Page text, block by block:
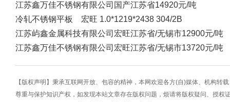
江苏鑫万佳不锈钢有限公司 国产江苏省14920元/吨
冷轧不锈钢平板 宏旺 1.0*1219*2438 304/2B
江苏屿鑫金属科技有限公司 宏旺江苏省/无锡市12900元/吨
江苏鑫万佳不锈钢有限公司 宏旺江苏省/无锡市13720元/吨
【版权声明】秉承互联网开放、包容的精神，本网欢迎各方(自)媒体、机构转
尊重与保护知识产权，如发现本站文章存在版权问题，烦请将版权疑问、授权